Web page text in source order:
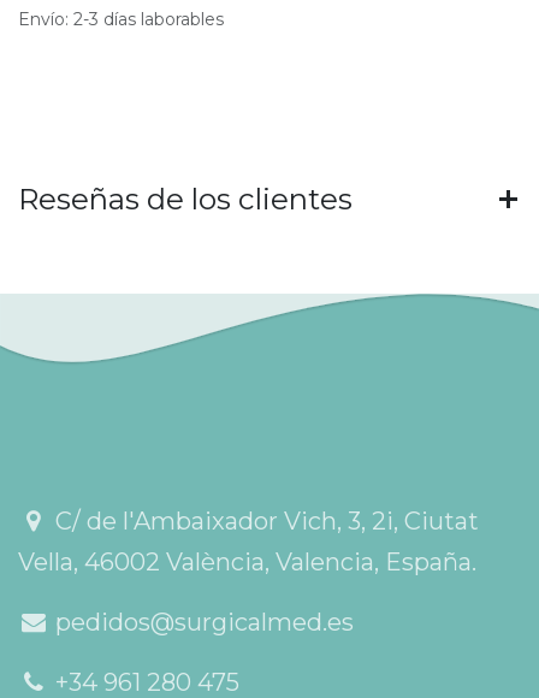
Envío: 2-3 días laborables
Reseñas de los clientes
C/ de l'Ambaixador Vich, 3, 2i, Ciutat
Vella, 46002 València, Valencia, España.
pedidos@surgicalmed.es
+34 961 280 475